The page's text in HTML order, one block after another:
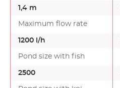
1,4 m
Maximum flow rate
1200 l/h
Pond size with fish
2500